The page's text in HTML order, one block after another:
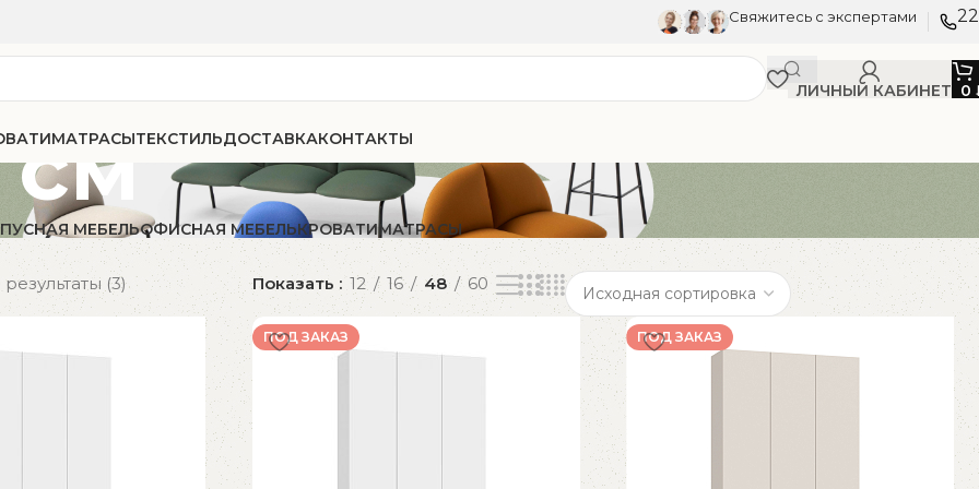
Свяжитесь с экспертами
ЛИЧНЫЙ КАБИНЕТ 0
МАТРАСЫТЕКСТИЛЬДОСТАВКАКОНТАКТЫ
см
МЕБЕЛЬОФИСНАЯ МЕБЕЛЬКРОВАТИМАТРАСЫ
(3) Показать 12 16 48 60
ПОД ЗАКАЗ ПОД ЗАКАЗ